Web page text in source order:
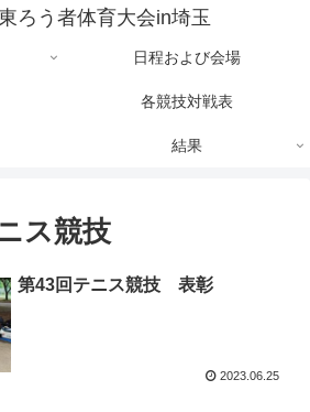
ろう者体育大会in埼玉
日程および会場
各競技対戦表
結果
ス競技
第43回テニス競技 表彰
2023.06.25